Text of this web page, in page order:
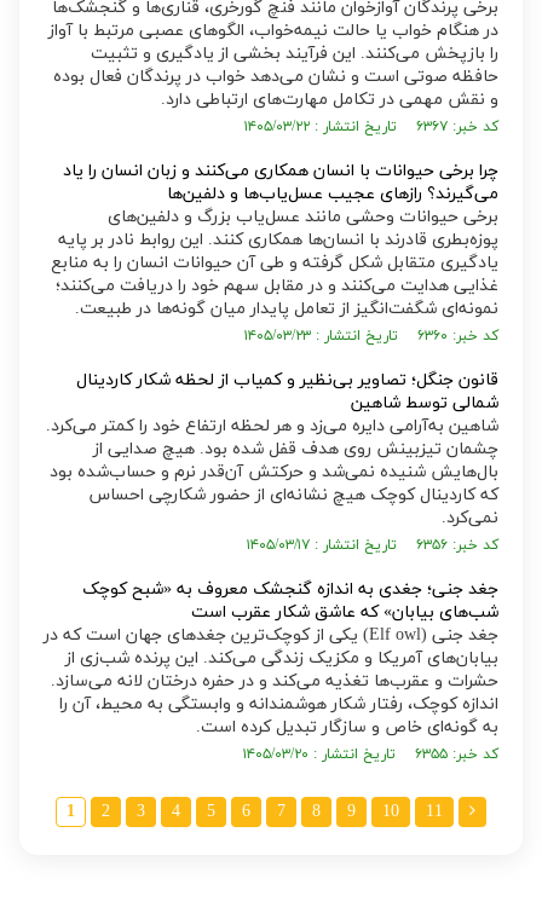
برخی پرندگان آوازخوان مانند فنچ گورخری، قناری‌ها و گنجشک‌ها
در هنگام خواب یا حالت نیمه‌خواب، الگو‌های عصبی مرتبط با آواز
را بازپخش می‌کنند. این فرآیند بخشی از یادگیری و تثبیت
حافظه صوتی است و نشان می‌دهد خواب در پرندگان فعال بوده
و نقش مهمی در تکامل مهارت‌های ارتباطی دارد.
کد خبر: ۶۳۶۷ تاریخ انتشار : ۱۴۰۵/۰۳/۲۲
چرا برخی حیوانات با انسان همکاری می‌کنند و زبان انسان را یاد
می‌گیرند؟ راز‌های عجیب عسل‌یاب‌ها و دلفین‌ها
برخی حیوانات وحشی مانند عسل‌یاب بزرگ و دلفین‌های
پوزه‌بطری قادرند با انسان‌ها همکاری کنند. این روابط نادر بر پایه
یادگیری متقابل شکل گرفته و طی آن حیوانات انسان را به منابع
غذایی هدایت می‌کنند و در مقابل سهم خود را دریافت می‌کنند؛
نمونه‌ای شگفت‌انگیز از تعامل پایدار میان گونه‌ها در طبیعت.
کد خبر: ۶۳۶۰ تاریخ انتشار : ۱۴۰۵/۰۳/۲۳
قانون جنگل؛ تصاویر بی‌نظیر و کمیاب از لحظه شکار کاردینال
شمالی توسط شاهین
شاهین به‌آرامی دایره می‌زد و هر لحظه ارتفاع خود را کمتر می‌کرد.
چشمان تیزبینش روی هدف قفل شده بود. هیچ صدایی از
بال‌هایش شنیده نمی‌شد و حرکتش آن‌قدر نرم و حساب‌شده بود
که کاردینال کوچک هیچ نشانه‌ای از حضور شکارچی احساس
نمی‌کرد.
کد خبر: ۶۳۵۶ تاریخ انتشار : ۱۴۰۵/۰۳/۱۷
جغد جنی؛ جغدی به اندازه گنجشک معروف به «شبح کوچک
شب‌های بیابان» که عاشق شکار عقرب است
جغد جنی (Elf owl) یکی از کوچک‌ترین جغد‌های جهان است که در
بیابان‌های آمریکا و مکزیک زندگی می‌کند. این پرنده شب‌زی از
حشرات و عقرب‌ها تغذیه می‌کند و در حفره درختان لانه می‌سازد.
اندازه کوچک، رفتار شکار هوشمندانه و وابستگی به محیط، آن را
به گونه‌ای خاص و سازگار تبدیل کرده است.
کد خبر: ۶۳۵۵ تاریخ انتشار : ۱۴۰۵/۰۳/۲۰
1 2 3 4 5 6 7 8 9 10 11